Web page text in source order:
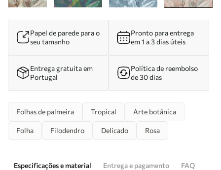
Papel de parede para o
seu tamanho
Pronto para entrega
em 1 a 3 dias úteis
Entrega gratuita em
Portugal
Política de reembolso
de 30 dias
Folhas de palmeira Tropical Arte botânica
Folha Filodendro Delicado Rosa
Especificações e material Entrega e pagamento FAQ